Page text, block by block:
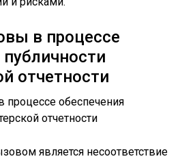
в процессе
отчетности
является несоответствие